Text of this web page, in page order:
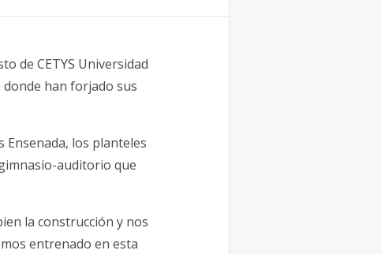
de CETYS Universidad
han forjado sus
Ensenada, los planteles
auditorio que
la construcción y nos
entrenado en esta